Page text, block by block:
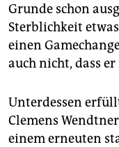
Grunde schon
Sterblichkeit etwas
einen
auch nicht, dass er
Unterdessen
Clemens
einem erneuten